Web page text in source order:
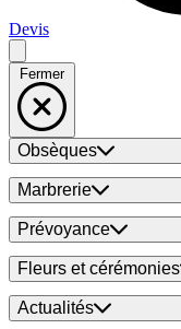
Devis
Fermer
Obsèques
Marbrerie
Prévoyance
Fleurs et cérémonies
Actualités